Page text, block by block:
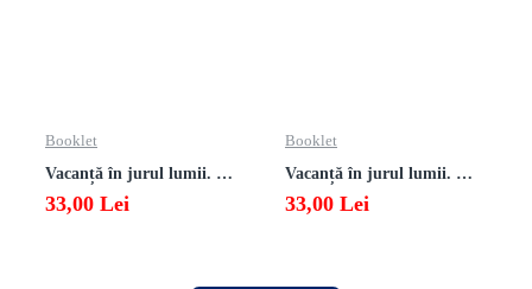
Booklet
Vacanță în jurul lumii. Matematică clasa a VII-a – EDIȚIA 2026
33,00 Lei
Booklet
Vacanță în jurul lumii. Matematică clasa a VI-a – EDIȚIA 2026
33,00 Lei